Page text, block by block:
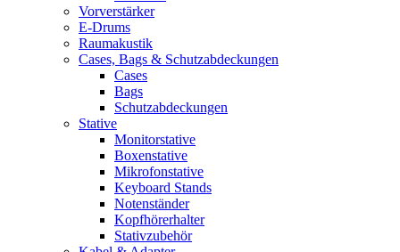
Vorverstärker
E-Drums
Raumakustik
Cases, Bags & Schutzabdeckungen
Cases
Bags
Schutzabdeckungen
Stative
Monitorstative
Boxenstative
Mikrofonstative
Keyboard Stands
Notenständer
Kopfhörerhalter
Stativzubehör